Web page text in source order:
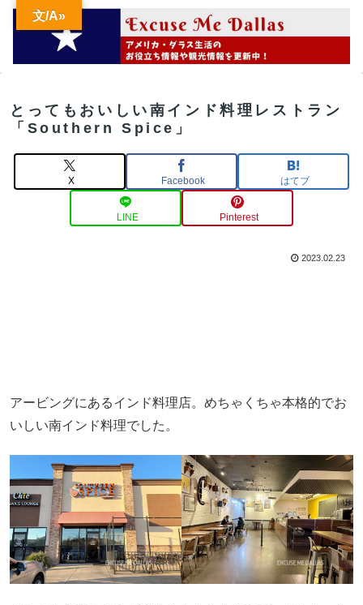
とってもおいしい南インド料理レストラン
「Southern Spice」
X Facebook はてブ
LINE Pinterest
2023.02.23
アービングにあるインド料理店。めちゃくちゃ本格的でお
いしい南インド料理でした。
文/A»